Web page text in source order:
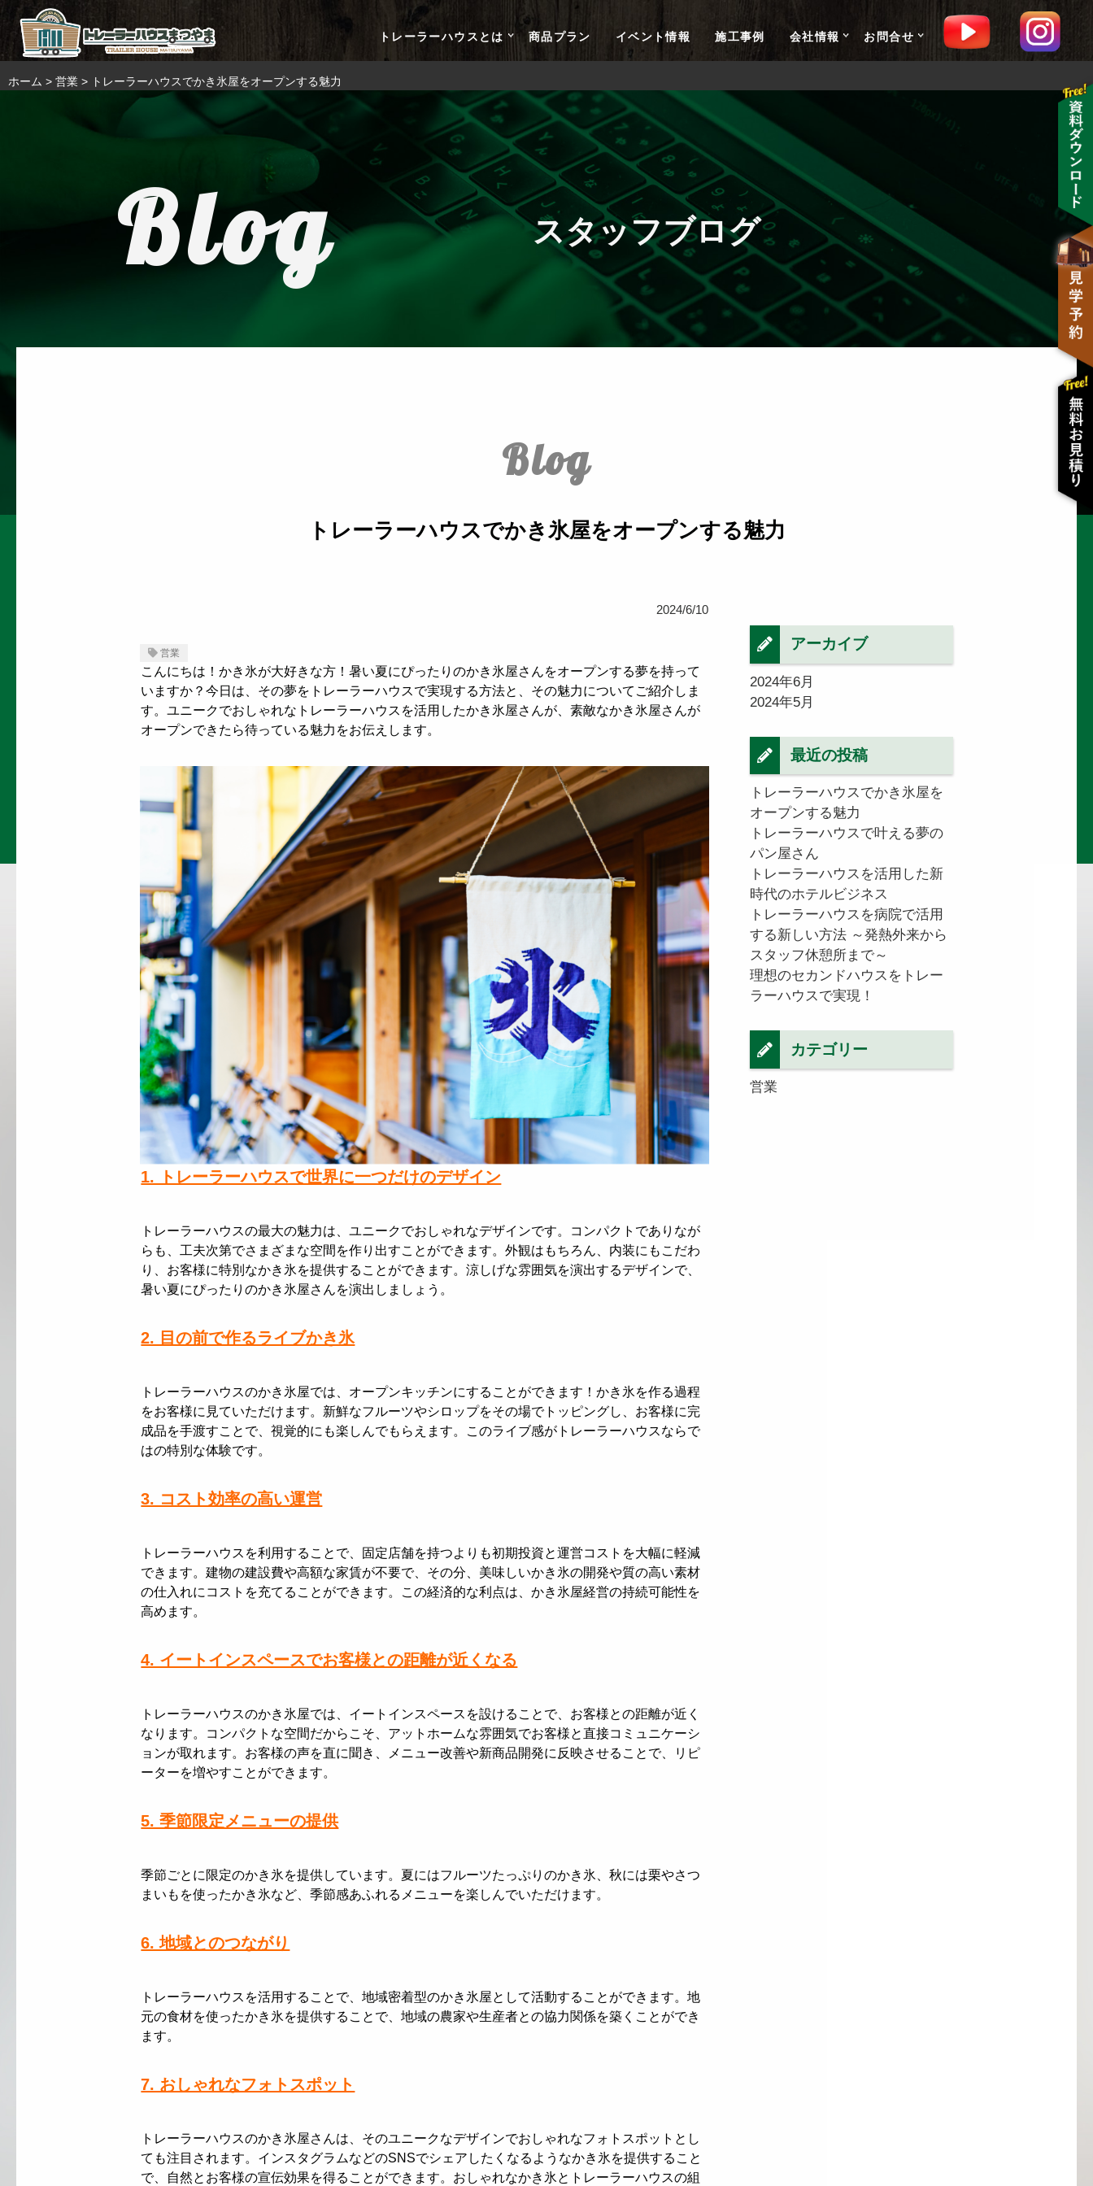
トレーラーハウスとは 商品プラン イベント情報 施工事例 会社情報 お問合せ
ホーム > 営業 > トレーラーハウスでかき氷屋をオープンする魅力
Blog スタッフブログ
Blog
トレーラーハウスでかき氷屋をオープンする魅力
2024/6/10
営業
こんにちは！かき氷が大好きな方！暑い夏にぴったりのかき氷屋さんをオープンする夢を持って
いますか？今日は、その夢をトレーラーハウスで実現する方法と、その魅力についてご紹介しま
す。ユニークでおしゃれなトレーラーハウスを活用したかき氷屋さんが、素敵なかき氷屋さんが
オープンできたら待っている魅力をお伝えします。
1. トレーラーハウスで世界に一つだけのデザイン
トレーラーハウスの最大の魅力は、ユニークでおしゃれなデザインです。コンパクトでありなが
らも、工夫次第でさまざまな空間を作り出すことができます。外観はもちろん、内装にもこだわ
り、お客様に特別なかき氷を提供することができます。涼しげな雰囲気を演出するデザインで、
暑い夏にぴったりのかき氷屋さんを演出しましょう。
2. 目の前で作るライブかき氷
トレーラーハウスのかき氷屋では、オープンキッチンにすることができます！かき氷を作る過程
をお客様に見ていただけます。新鮮なフルーツやシロップをその場でトッピングし、お客様に完
成品を手渡すことで、視覚的にも楽しんでもらえます。このライブ感がトレーラーハウスならで
はの特別な体験です。
3. コスト効率の高い運営
トレーラーハウスを利用することで、固定店舗を持つよりも初期投資と運営コストを大幅に軽減
できます。建物の建設費や高額な家賃が不要で、その分、美味しいかき氷の開発や質の高い素材
の仕入れにコストを充てることができます。この経済的な利点は、かき氷屋経営の持続可能性を
高めます。
4. イートインスペースでお客様との距離が近くなる
トレーラーハウスのかき氷屋では、イートインスペースを設けることで、お客様との距離が近く
なります。コンパクトな空間だからこそ、アットホームな雰囲気でお客様と直接コミュニケーシ
ョンが取れます。お客様の声を直に聞き、メニュー改善や新商品開発に反映させることで、リピ
ーターを増やすことができます。
5. 季節限定メニューの提供
季節ごとに限定のかき氷を提供しています。夏にはフルーツたっぷりのかき氷、秋には栗やさつ
まいもを使ったかき氷など、季節感あふれるメニューを楽しんでいただけます。
6. 地域とのつながり
トレーラーハウスを活用することで、地域密着型のかき氷屋として活動することができます。地
元の食材を使ったかき氷を提供することで、地域の農家や生産者との協力関係を築くことができ
ます。
7. おしゃれなフォトスポット
トレーラーハウスのかき氷屋さんは、そのユニークなデザインでおしゃれなフォトスポットとし
ても注目されます。インスタグラムなどのSNSでシェアしたくなるようなかき氷を提供すること
で、自然とお客様の宣伝効果を得ることができます。おしゃれなかき氷とトレーラーハウスの組
アーカイブ
2024年6月
2024年5月
最近の投稿
トレーラーハウスでかき氷屋を
オープンする魅力
トレーラーハウスで叶える夢の
パン屋さん
トレーラーハウスを活用した新
時代のホテルビジネス
トレーラーハウスを病院で活用
する新しい方法 ～発熱外来から
スタッフ休憩所まで～
理想のセカンドハウスをトレー
ラーハウスで実現！
カテゴリー
営業